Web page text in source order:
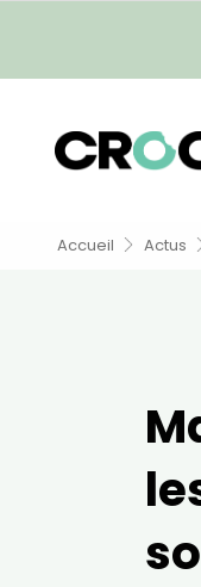
Accueil Actus